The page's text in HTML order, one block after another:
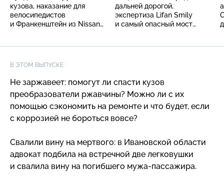
кузова, наказание для
велосипедистов
и Франкенштейн из Nissan
дальней дорогой,
экспертиза Lifan Smily
и самый опасный мост
В ЭТОМ ВЫПУСКЕ:
Не заржавеет: помогут ли спасти кузов
преобразователи ржавчины? Можно ли с их
помощью сэкономить на ремонте и что будет, если
с коррозией не бороться вовсе?
Свалили вину на мертвого: в Ивановской области
адвокат подбила на встречной две легковушки
и свалила вину на погибшего мужа-пассажира.